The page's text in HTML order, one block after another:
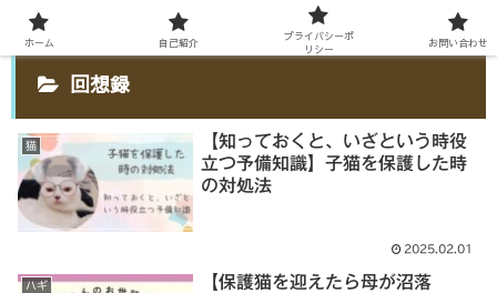
回想録
猫
【知っておくと、いざという時役
立つ予備知識】子猫を保護した時
の対処法
2025.02.01
ハギ
【保護猫を迎えたら母が沼落
ホーム 自己紹介
プライバシーポ
リシー
お問い合わせ